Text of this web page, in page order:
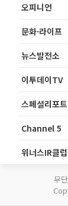
오피니언
문화·라이프
뉴스발전소
이투데이TV
스페셜리포트
Channel 5
위너스IR클럽
무